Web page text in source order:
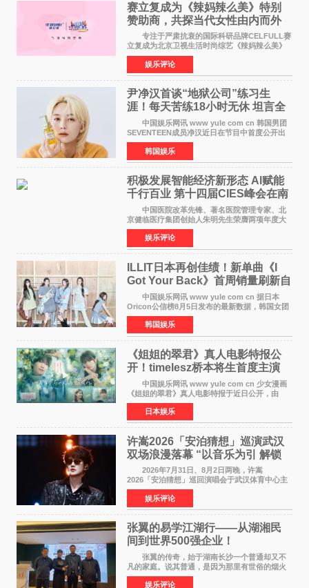
赛立复成为《辣妈辣么美》特别
赞助商，共探当代女性由内而外
活力美
专注于严肃抗衰的国际科研品牌CELFULL赛
立复成为北京卫视生活时尚综艺《辣妈辣么美》
的特别赞助商,明星辣妈袁咏仪倾情参与，向广大
都市女性传递健康生活新主张，寄语当代女性在
家庭与自我之间
娱乐评论
尹净汉首谈“地狱公司”练习生
涯！每天苦练18小时无休 坦言全
靠成员撑过来
中国娱乐网讯 www yule com cn 韩国男团
SEVENTEEN成员净汉近日在节目中首度公开出
道前的残酷练习生经历，并提及经纪公司Pledis
娱乐，引发广泛关注。 在8月2日播出的日本
TBS综艺节目《周
韩国娱乐
积极发展智能经济新形态 Al赋能
千行百业 第十四届CIES峰会在南
京盛大召开
中国医院改革先锋、著名医院管理专家、北
京健临医疗集团创始人朱明先生荣膺两项年度大
奖 2026年7月31日，盛夏金陵，长江之畔，
以重落地·真务实·强链接为主题的2026&lsquo;人
工智能+&rsquo
娱乐评论
ILLIT日本再创佳绩！新单曲《I
Got Your Back》首周销量刷新自
身纪录
中国娱乐网讯 www yule com cn 据日本
Oricon公信榜8月5日发布的最新数据，韩国女团
ILLIT在日本发行的第二张单曲《I Got Your
Back》首周销量达到71,009张，成功跻身最新一
期周单曲排行
韩国娱乐
《姐姐的翠君》真人电影特报公
开！timelesz桥本将生首度主演
12月4日上映
中国娱乐网讯 www yule com cn 少女漫画
《姐姐的翠君》真人电影特报于近日公开，由
timelesz成员桥本将生担任主演，这也是他首次
担任电影主演，引发高度关注。 女高中生咲
苗翠（中岛瑠菜
日本娱乐
许嵩2026「安泊猜想」巡演武汉
双场浪漫落幕 “以音乐为引 解锁
江城记忆”
2026年7月31日、8月2日两晚，许嵩
2026「安泊猜想」巡回演唱会于武汉体育中心主
体育场盛大开唱。许嵩与数万歌迷在此相聚，从
浪漫惬意的舞台设计到充满诚意与惊喜的现场互
动，共同开启了一场关于
娱乐评论
张翼的易学江湖行——从湖湘民
间到世界500强企业！
张翼的传奇，始于湖南长沙一个普通却又不
凡的家庭。说其普通，是因为那里有世俗的烟火
气；说其不凡，是因为家中有一位洞悉天地玄机
的长者——他的爷爷。作为当地的风水师，爷爷
娱乐评论